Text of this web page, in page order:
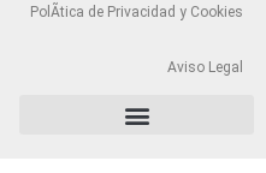
PolÃ­tica de Privacidad y Cookies
Aviso Legal